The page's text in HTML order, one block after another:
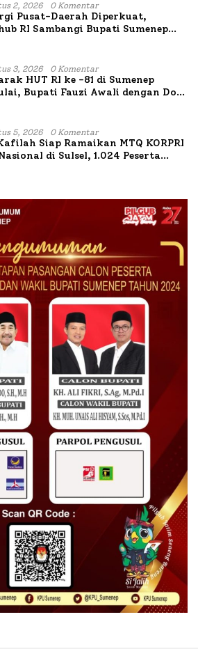
2, 2026 0 Komentar
Pusat-Daerah Diperkuat,
RI Sambangi Bupati Sumenep
3, 2026 0 Komentar
HUT RI ke -81 di Sumenep
Bupati Fauzi Awali dengan Doa
5, 2026 0 Komentar
Siap Ramaikan MTQ KORPRI
di Sulsel, 1.024 Peserta